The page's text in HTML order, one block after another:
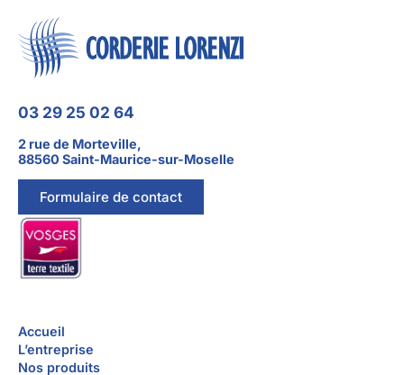
03 29 25 02 64
2 rue de Morteville,
88560 Saint-Maurice-sur-Moselle
Formulaire de contact
Accueil
L’entreprise
Nos produits